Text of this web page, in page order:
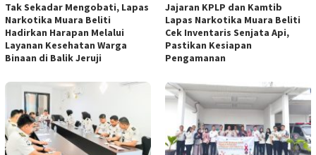
Tak Sekadar Mengobati, Lapas
Narkotika Muara Beliti
Hadirkan Harapan Melalui
Layanan Kesehatan Warga
Binaan di Balik Jeruji
Jajaran KPLP dan Kamtib
Lapas Narkotika Muara Beliti
Cek Inventaris Senjata Api,
Pastikan Kesiapan
Pengamanan